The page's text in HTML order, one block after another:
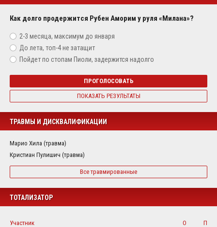
Как долго продержится Рубен Аморим у руля «Милана»?
2-3 месяца, максимум до января
До лета, топ-4 не затащит
Пойдет по стопам Пиоли, задержится надолго
ПРОГОЛОСОВАТЬ
ПОКАЗАТЬ РЕЗУЛЬТАТЫ
ТРАВМЫ И ДИСКВАЛИФИКАЦИИ
Марио Хила (травма)
Кристиан Пулишич (травма)
Все травмированные
ТОТАЛИЗАТОР
Участник О
П